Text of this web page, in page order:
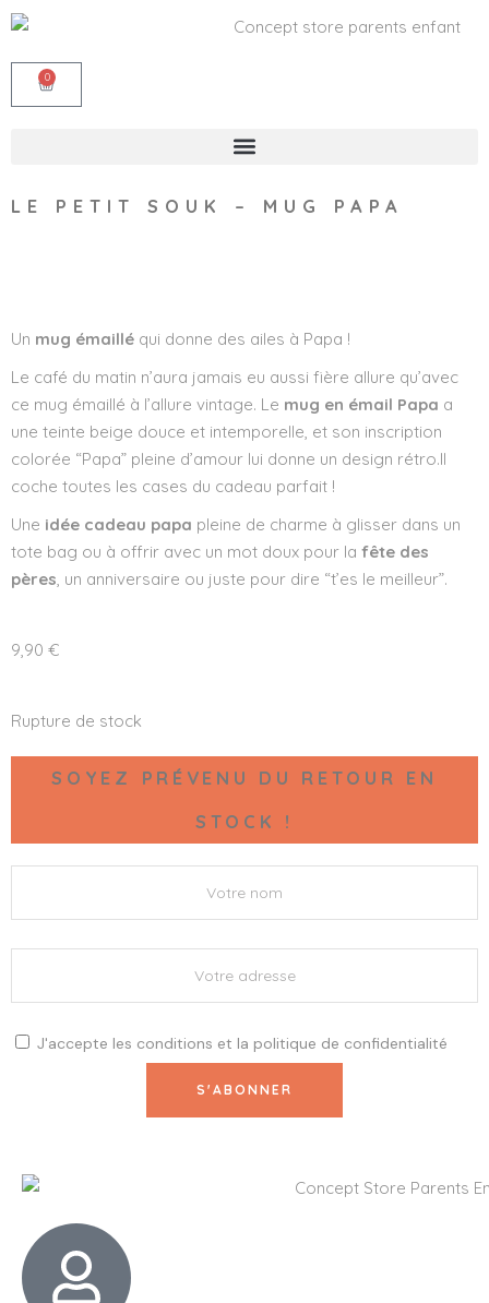
0
LE PETIT SOUK – MUG PAPA
Un mug émaillé qui donne des ailes à Papa !
Le café du matin n’aura jamais eu aussi fière allure qu’avec
ce mug émaillé à l’allure vintage. Le mug en émail Papa a
une teinte beige douce et intemporelle, et son inscription
colorée “Papa” pleine d’amour lui donne un design rétro.Il
coche toutes les cases du cadeau parfait !
Une idée cadeau papa pleine de charme à glisser dans un
tote bag ou à offrir avec un mot doux pour la fête des
pères, un anniversaire ou juste pour dire “t’es le meilleur”.
9,90 €
Rupture de stock
SOYEZ PRÉVENU DU RETOUR EN
STOCK !
J'accepte les conditions et la politique de confidentialité